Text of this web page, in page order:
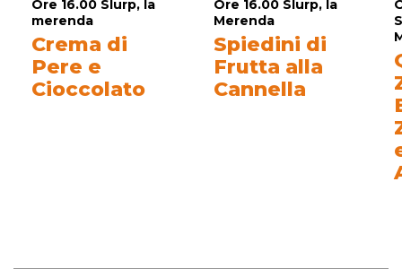
Ore 16.00 Slurp, la
merenda
Crema di
Pere e
Cioccolato
Ore 16.00 Slurp, la
Merenda
Spiedini di
Frutta alla
Cannella